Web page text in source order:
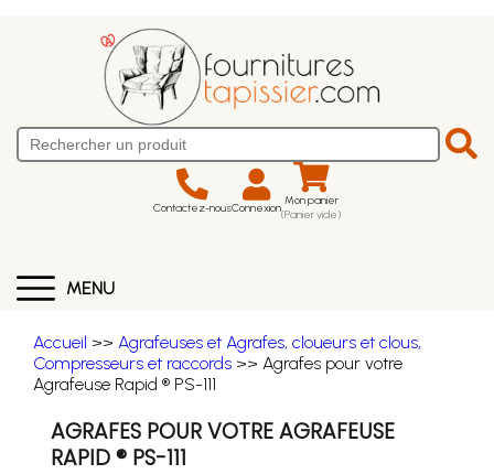
Contactez-nousConnexion Mon panier
(Panier vide)
MENU
Accueil >> Agrafeuses et Agrafes, cloueurs et clous,
Compresseurs et raccords >> Agrafes pour votre
Agrafeuse Rapid ® PS-111
AGRAFES POUR VOTRE AGRAFEUSE
RAPID ® PS-111